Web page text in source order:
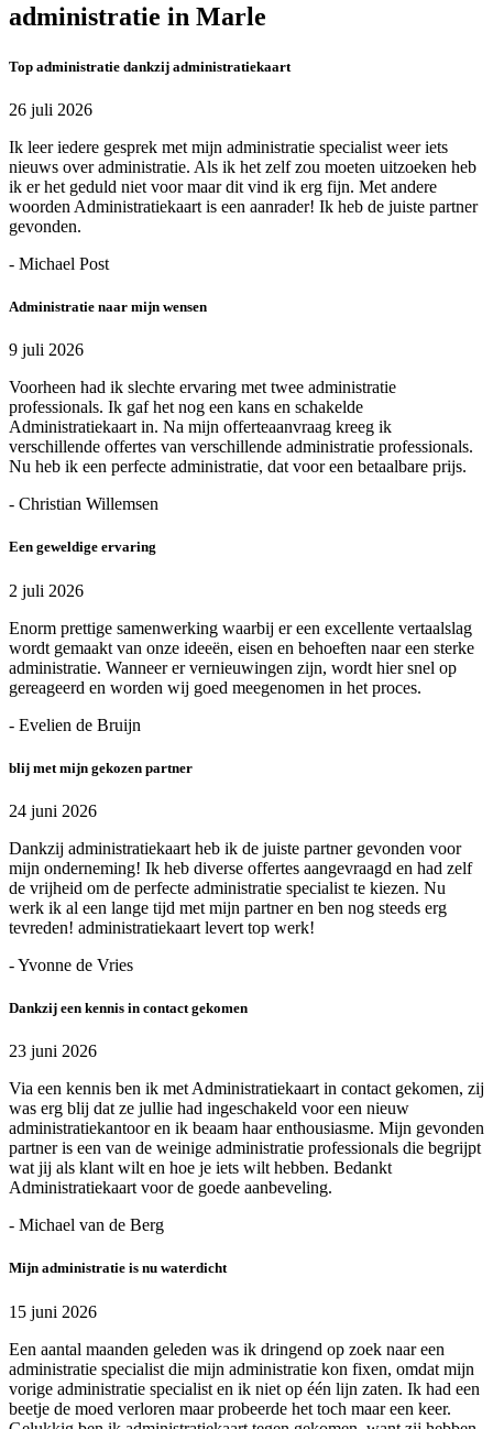
administratie in Marle
Top administratie dankzij administratiekaart
26 juli 2026
Ik leer iedere gesprek met mijn administratie specialist weer iets
nieuws over administratie. Als ik het zelf zou moeten uitzoeken heb
ik er het geduld niet voor maar dit vind ik erg fijn. Met andere
woorden Administratiekaart is een aanrader! Ik heb de juiste partner
gevonden.
- Michael Post
Administratie naar mijn wensen
9 juli 2026
Voorheen had ik slechte ervaring met twee administratie
professionals. Ik gaf het nog een kans en schakelde
Administratiekaart in. Na mijn offerteaanvraag kreeg ik
verschillende offertes van verschillende administratie professionals.
Nu heb ik een perfecte administratie, dat voor een betaalbare prijs.
- Christian Willemsen
Een geweldige ervaring
2 juli 2026
Enorm prettige samenwerking waarbij er een excellente vertaalslag
wordt gemaakt van onze ideeën, eisen en behoeften naar een sterke
administratie. Wanneer er vernieuwingen zijn, wordt hier snel op
gereageerd en worden wij goed meegenomen in het proces.
- Evelien de Bruijn
blij met mijn gekozen partner
24 juni 2026
Dankzij administratiekaart heb ik de juiste partner gevonden voor
mijn onderneming! Ik heb diverse offertes aangevraagd en had zelf
de vrijheid om de perfecte administratie specialist te kiezen. Nu
werk ik al een lange tijd met mijn partner en ben nog steeds erg
tevreden! administratiekaart levert top werk!
- Yvonne de Vries
Dankzij een kennis in contact gekomen
23 juni 2026
Via een kennis ben ik met Administratiekaart in contact gekomen, zij
was erg blij dat ze jullie had ingeschakeld voor een nieuw
administratiekantoor en ik beaam haar enthousiasme. Mijn gevonden
partner is een van de weinige administratie professionals die begrijpt
wat jij als klant wilt en hoe je iets wilt hebben. Bedankt
Administratiekaart voor de goede aanbeveling.
- Michael van de Berg
Mijn administratie is nu waterdicht
15 juni 2026
Een aantal maanden geleden was ik dringend op zoek naar een
administratie specialist die mijn administratie kon fixen, omdat mijn
vorige administratie specialist en ik niet op één lijn zaten. Ik had een
beetje de moed verloren maar probeerde het toch maar een keer.